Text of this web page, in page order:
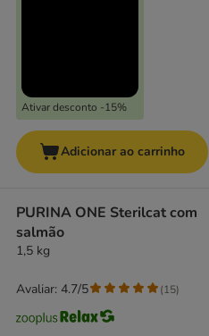
Ativar desconto -15%
Adicionar ao carrinho
PURINA ONE Sterilcat com
salmão
1,5 kg
Avaliar: 4.7/5 (15)